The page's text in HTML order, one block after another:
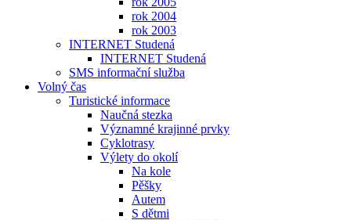
rok 2004
rok 2003
INTERNET Studená
INTERNET Studená
SMS informační služba
Volný čas
Turistické informace
Naučná stezka
Významné krajinné prvky
Cyklotrasy
Výlety do okolí
Na kole
Pěšky
Autem
S dětmi